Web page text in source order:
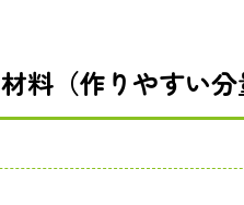
材料（作りやすい分